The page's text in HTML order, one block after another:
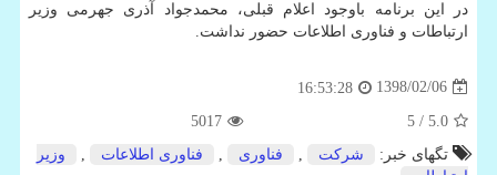
در این برنامه باوجود اعلام قبلی، محمدجواد آذری جهرمی وزیر
ارتباطات و فناوری اطلاعات حضور نداشت.
1398/02/06
16:53:28
5.0
/ 5
5017
تگهای خبر:
شركت فناوری فناوری اطلاعات
وزیر